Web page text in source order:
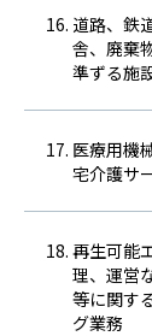
道路、鉄
舎、廃棄
準ずる施
医療用機
宅介護サ
再生可能
理、運営
等に関す
グ業務